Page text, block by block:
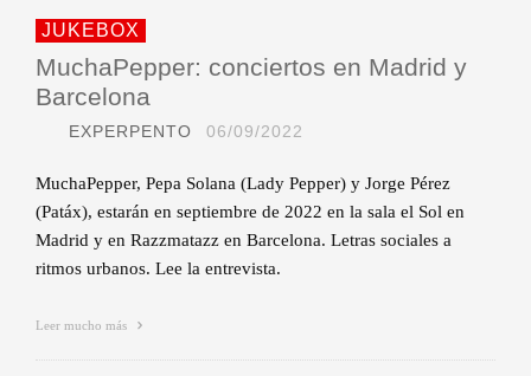
JUKEBOX
MuchaPepper: conciertos en Madrid y
Barcelona
EXPERPENTO 06/09/2022
MuchaPepper, Pepa Solana (Lady Pepper) y Jorge Pérez
(Patáx), estarán en septiembre de 2022 en la sala el Sol en
Madrid y en Razzmatazz en Barcelona. Letras sociales a
ritmos urbanos. Lee la entrevista.
Leer mucho más